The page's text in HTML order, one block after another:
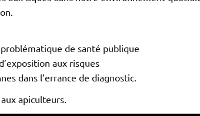
de santé publique
aux risques
dans l’errance de diagnostic.
apiculteurs.